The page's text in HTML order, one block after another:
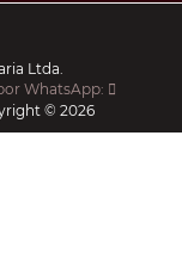
Ltda.
WhatsApp:
© 2026